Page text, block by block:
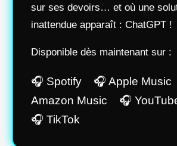
sur ses devoirs… et où une
inattendue apparaît : ChatGPT !
Disponible dès maintenant sur :
🎧 Spotify 🎧 Apple
Amazon Music 🎧
🎧 TikTok